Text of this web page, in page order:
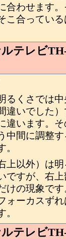
合わせます
こ合ってい
テレビ
るくさでは
違いでした
違います。
中間に調整
。
上以外）は
ですが、右
けの現象で
ォーカスず
。
テレビ